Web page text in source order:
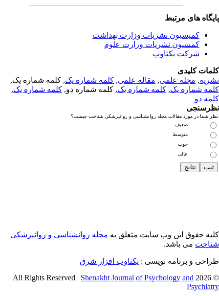
های مرتبط
کمیسیون نشریات وزارت بهداشت
کمسیون نشریات وزارت علوم
شرکت یکتاوب
کلیدی
,مجله علمی, مقاله علمی, کلمه شماره یک, کلمه شماره یک,
شماره یک,کلمه شماره یک, کلمه شماره دو,کلمه شماره یک,
دو
شما در مورد مقالات مجله روانشناسی و روانپزشکی شناخت چیست؟
ضعیف
متوسط
خوب
عالی
حقوق این وب سایت متعلق بهمجله روانشناسی و روانپزشکی
می باشد.
و برنامه نویسی : یکتاوب افزار شرق
©
Shenakht Journal of Psychology and